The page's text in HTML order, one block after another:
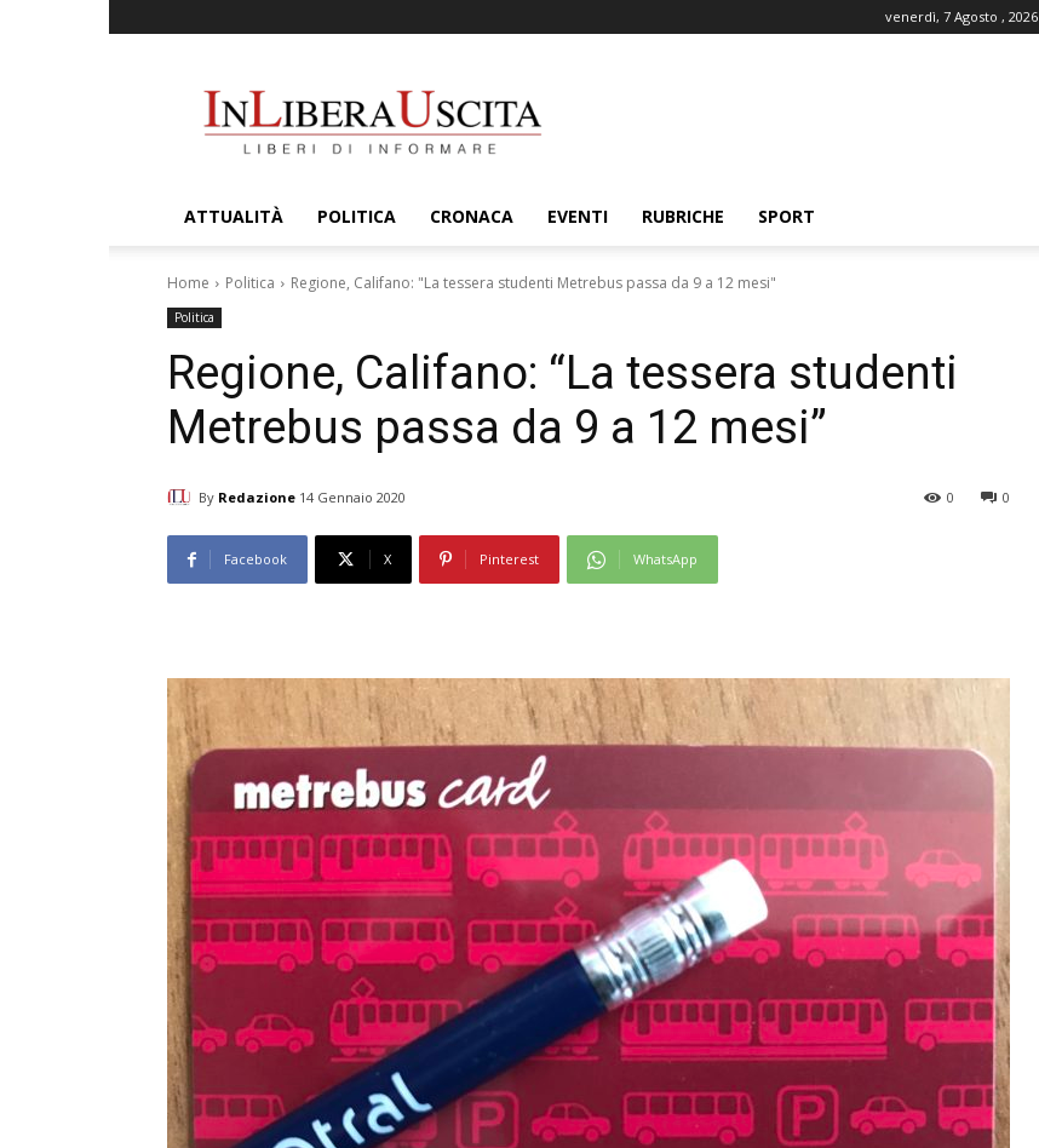
venerdì, 7 Agosto , 2026
ATTUALITÀ POLITICA CRONACA EVENTI RUBRICHE SPORT
Home Politica Regione, Califano: "La tessera studenti Metrebus passa da 9 a 12 mesi"
Politica
Regione, Califano: “La tessera studenti
Metrebus passa da 9 a 12 mesi”
By Redazione 14 Gennaio 2020 0
0
Facebook X Pinterest WhatsApp